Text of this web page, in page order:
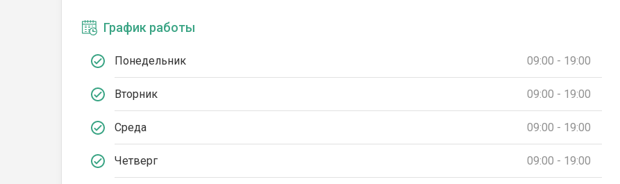
График работы
Понедельник 09:00 - 19:00
Вторник 09:00 - 19:00
Среда 09:00 - 19:00
Четверг 09:00 - 19:00